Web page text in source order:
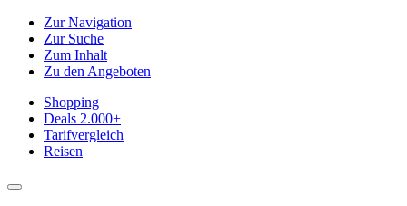
Zur Navigation
Zur Suche
Zum Inhalt
Zu den Angeboten
Shopping
Deals 2.000+
Tarifvergleich
Reisen